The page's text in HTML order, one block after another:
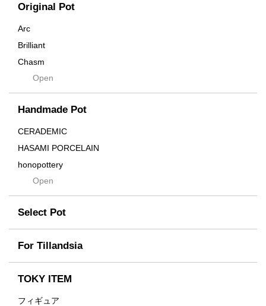
Original Pot
Arc
Brilliant
Chasm
Contra
Cream
Crown
Distortion
Drop
DUNE
Flames
For
Former
Fused
Earth
emeth
Enhance
Open
Handmade Pot
CERADEMIC
HASAMI PORCELAIN
honopottery
nocturne
tamanhayat
TETSUYA OZAWA
Scratch
Takehiro Ito
Yuya Iha
Open
Select Pot
For Tillandsia
TOKY ITEM
フィギュア